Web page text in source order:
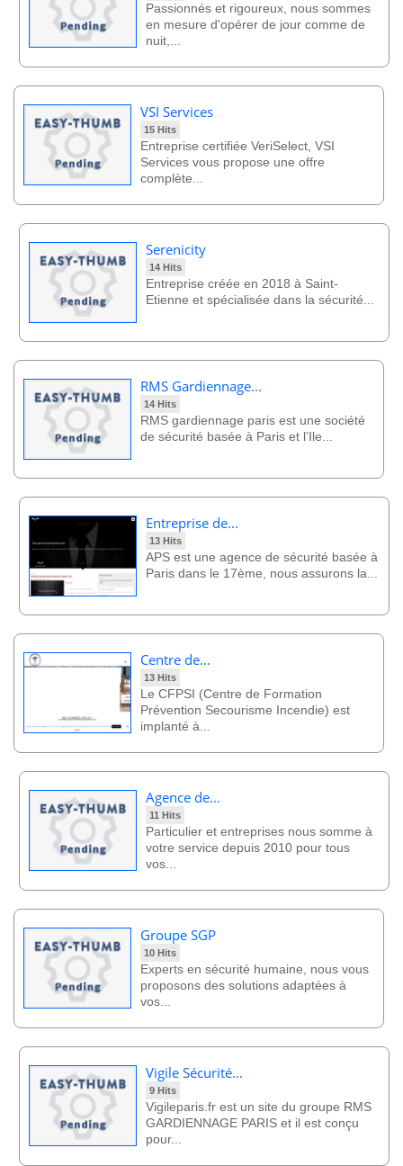
Passionnés et rigoureux, nous sommes
en mesure d'opérer de jour comme de
nuit,...
VSI Services
15 Hits
Entreprise certifiée VeriSelect, VSI
Services vous propose une offre
complète...
Serenicity
14 Hits
Entreprise créée en 2018 à Saint-
Etienne et spécialisée dans la sécurité...
RMS Gardiennage...
14 Hits
RMS gardiennage paris est une société
de sécurité basée à Paris et l’Ile...
Entreprise de...
13 Hits
APS est une agence de sécurité basée à
Paris dans le 17ème, nous assurons la...
Centre de...
13 Hits
Le CFPSI (Centre de Formation
Prévention Secourisme Incendie) est
implanté à...
Agence de...
11 Hits
Particulier et entreprises nous somme à
votre service depuis 2010 pour tous
vos...
Groupe SGP
10 Hits
Experts en sécurité humaine, nous vous
proposons des solutions adaptées à
vos...
Vigile Sécurité...
9 Hits
Vigileparis.fr est un site du groupe RMS
GARDIENNAGE PARIS et il est conçu
pour...